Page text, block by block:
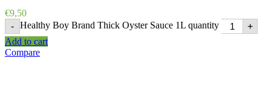
€9,50
- Healthy Boy Brand Thick Oyster Sauce 1L quantity
+
Add to cart
Compare